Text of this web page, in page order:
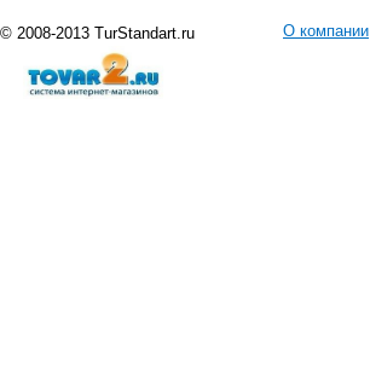
© 2008-2013 TurStandart.ru О компании